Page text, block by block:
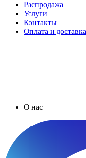
Распродажа
Услуги
Контакты
Оплата и доставка
О нас